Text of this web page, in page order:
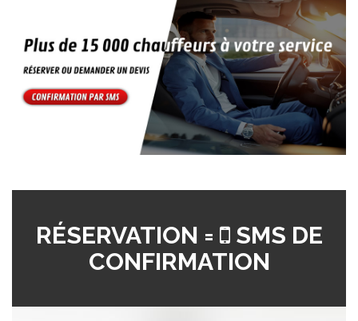
RÉSERVATION =
SMS DE
CONFIRMATION